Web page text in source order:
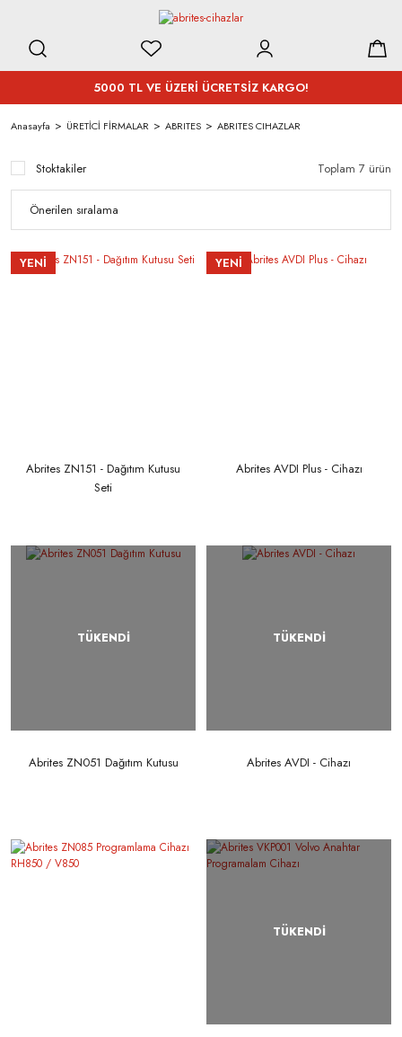
5000 TL VE ÜZERİ ÜCRETSİZ KARGO!
Anasayfa ÜRETİCİ FİRMALAR ABRITES ABRITES CIHAZLAR
Stoktakiler Toplam 7 ürün
YENİ
Abrites ZN151 - Dağıtım Kutusu
Seti
YENİ
Abrites AVDI Plus - Cihazı
TÜKENDİ
Abrites ZN051 Dağıtım Kutusu
TÜKENDİ
Abrites AVDI - Cihazı
TÜKENDİ